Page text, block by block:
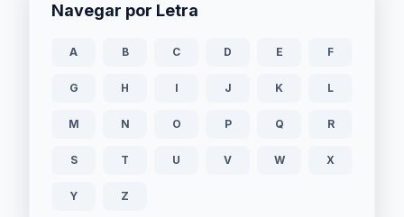
Navegar por Letra
A B C D E F
G H I J K L
M N O P Q R
S T U V W X
Y Z